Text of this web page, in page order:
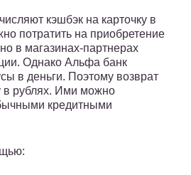
кэшбэк на карточку в
потратить на приобретение
в магазинах-партнерах
Однако Альфа банк
в деньги. Поэтому возврат
в рублях. Ими можно
кредитными